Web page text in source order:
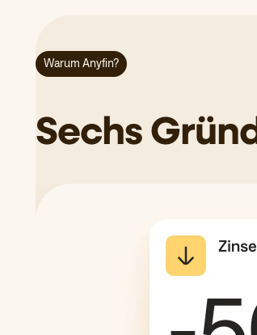
Warum Anyfin?
Sechs